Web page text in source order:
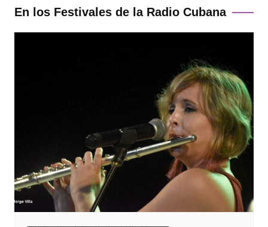
En los Festivales de la Radio Cubana